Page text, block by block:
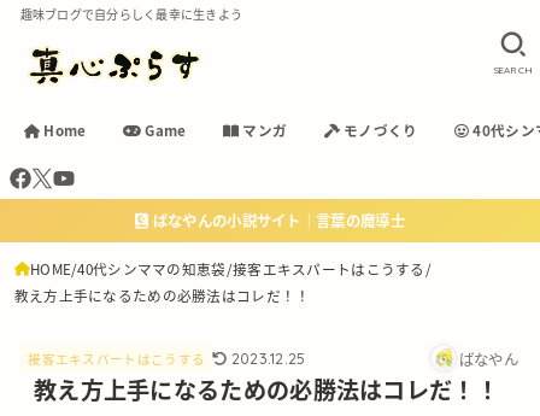
趣味ブログで自分らしく最幸に生きよう
Home Game マンガ モノづくり 40代シン
SEARCH
ばなやんの小説サイト｜言葉の魔導士
HOME 40代シンママの知恵袋 接客エキスパートはこうする
教え方上手になるための必勝法はコレだ！！
接客エキスパートはこうする 2023.12.25 ばなやん
教え方上手になるための必勝法はコレだ！！